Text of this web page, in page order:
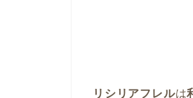
リシリアフレルは